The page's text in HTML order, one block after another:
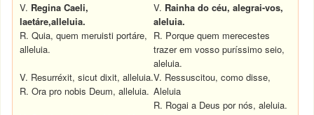
V. Regina Caeli,
laetáre,alleluia.
R. Quia, quem meruisti portáre,
alleluia.
V. Resurréxit, sicut dixit, alleluia.
R. Ora pro nobis Deum, alleluia.
V. Rainha do céu, alegrai-vos,
aleluia.
R. Porque quem merecestes
trazer em vosso puríssimo seio,
aleluia.
V. Ressuscitou, como disse,
Aleluia
R. Rogai a Deus por nós, aleluia.